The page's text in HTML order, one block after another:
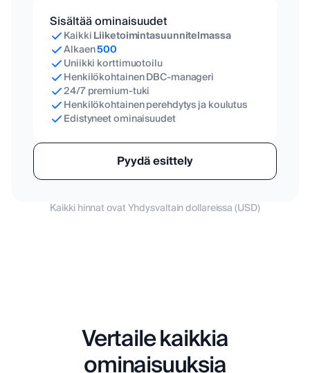
Sisältää ominaisuudet
KaikkiLiiketoimintasuunnitelmassa
Alkaen500
Uniikki korttimuotoilu
Henkilökohtainen DBC-manageri
24/7 premium-tuki
Henkilökohtainen perehdytys ja koulutus
Edistyneet ominaisuudet
Pyydä esittely
Kaikki hinnat ovat Yhdysvaltain dollareissa (USD)
Vertaile kaikkia